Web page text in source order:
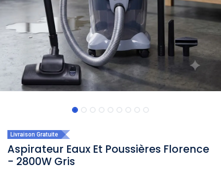
Livraison Gratuite
Aspirateur Eaux Et Poussières Florence
- 2800W Gris